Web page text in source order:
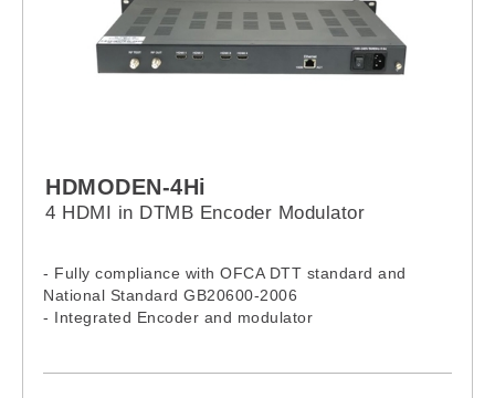
HDMODEN-4Hi
4 HDMI in DTMB Encoder Modulator
- Fully compliance with OFCA DTT standard and
National Standard GB20600-2006
- Integrated Encoder and modulator